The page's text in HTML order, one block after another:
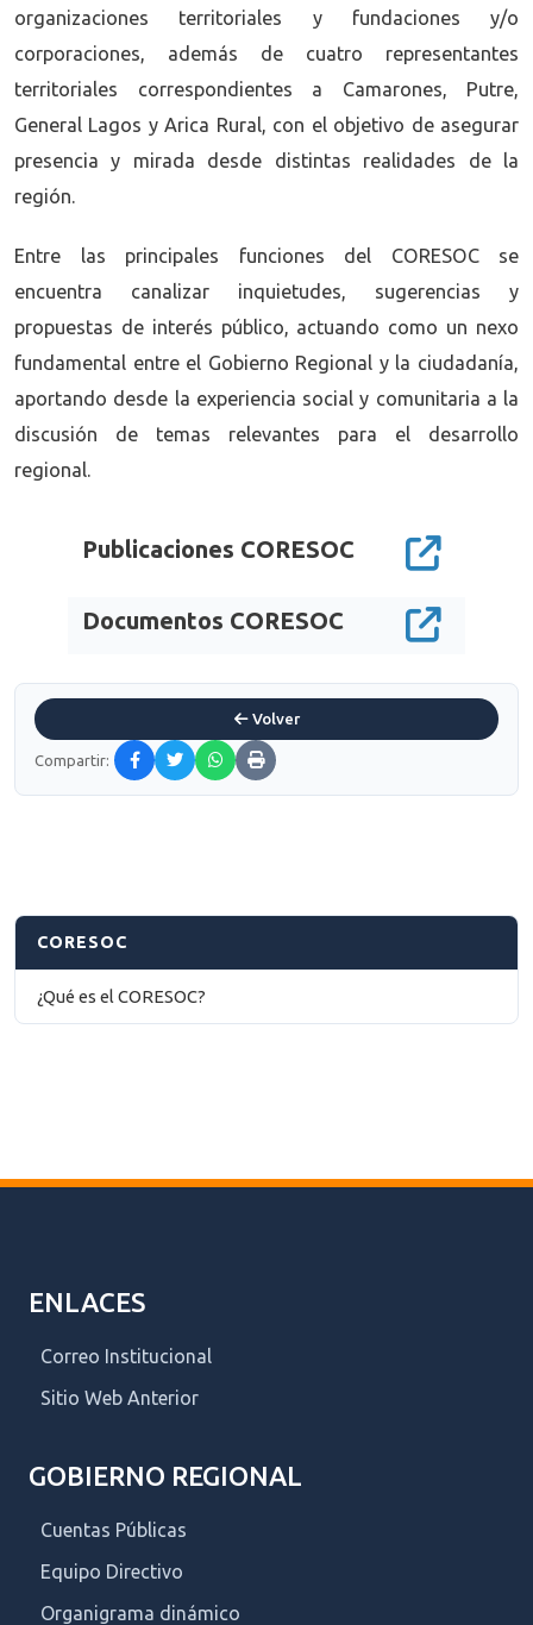
organizaciones territoriales y fundaciones y/o
corporaciones, además de cuatro representantes
territoriales correspondientes a Camarones, Putre,
General Lagos y Arica Rural, con el objetivo de asegurar
presencia y mirada desde distintas realidades de la
región.
Entre las principales funciones del CORESOC se
encuentra canalizar inquietudes, sugerencias y
propuestas de interés público, actuando como un nexo
fundamental entre el Gobierno Regional y la ciudadanía,
aportando desde la experiencia social y comunitaria a la
discusión de temas relevantes para el desarrollo
regional.
Publicaciones CORESOC
Documentos CORESOC
Volver
Compartir:
CORESOC
¿Qué es el CORESOC?
ENLACES
Correo Institucional
Sitio Web Anterior
GOBIERNO REGIONAL
Cuentas Públicas
Equipo Directivo
Organigrama dinámico